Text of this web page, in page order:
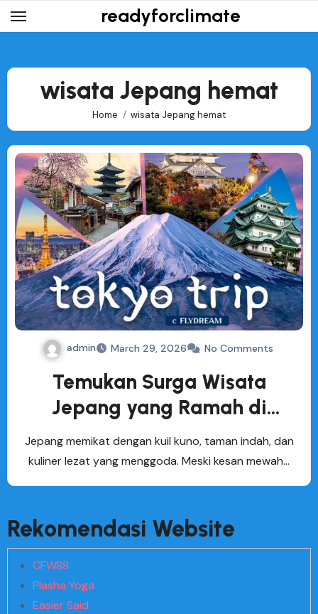
Skip
to
readyforclimate
wisata Jepang hemat
Home wisata Jepang hemat
admin March 29, 2026 No Comments
Temukan Surga Wisata
Jepang yang Ramah di
Kantong
Jepang memikat dengan kuil kuno, taman indah, dan
kuliner lezat yang menggoda. Meski kesan mewah…
Rekomendasi Website
CFW88
Plasha Yoga
Easier Said